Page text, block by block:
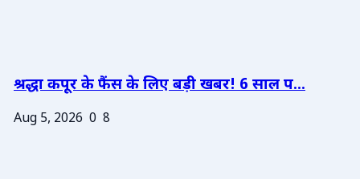
श्रद्धा कपूर के फैंस के लिए बड़ी खबर! 6 साल प...
Aug 5, 2026 0 8